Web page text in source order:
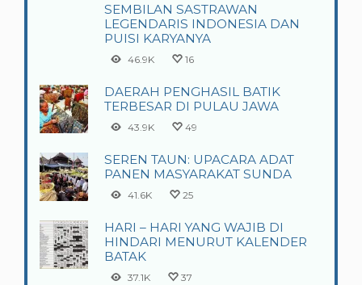
SEMBILAN SASTRAWAN
LEGENDARIS INDONESIA DAN
PUISI KARYANYA
46.9K 16
DAERAH PENGHASIL BATIK
TERBESAR DI PULAU JAWA
43.9K 49
SEREN TAUN: UPACARA ADAT
PANEN MASYARAKAT SUNDA
41.6K 25
HARI – HARI YANG WAJIB DI
HINDARI MENURUT KALENDER
BATAK
37.1K 37